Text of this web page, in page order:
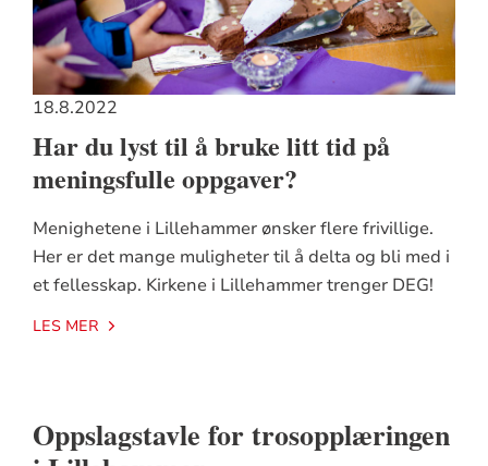
18.8.2022
Har du lyst til å bruke litt tid på
meningsfulle oppgaver?
Menighetene i Lillehammer ønsker flere frivillige.
Her er det mange muligheter til å delta og bli med i
et fellesskap. Kirkene i Lillehammer trenger DEG!
LES MER
Oppslagstavle for trosopplæringen